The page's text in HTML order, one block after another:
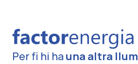
Per fi hi ha una altra llum